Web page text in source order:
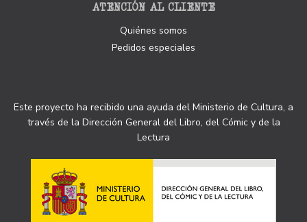
ATENCIÓN AL CLIENTE
Quiénes somos
Pedidos especiales
Este proyecto ha recibido una ayuda del Ministerio de Cultura, a
través de la Dirección General del Libro, del Cómic y de la
Lectura